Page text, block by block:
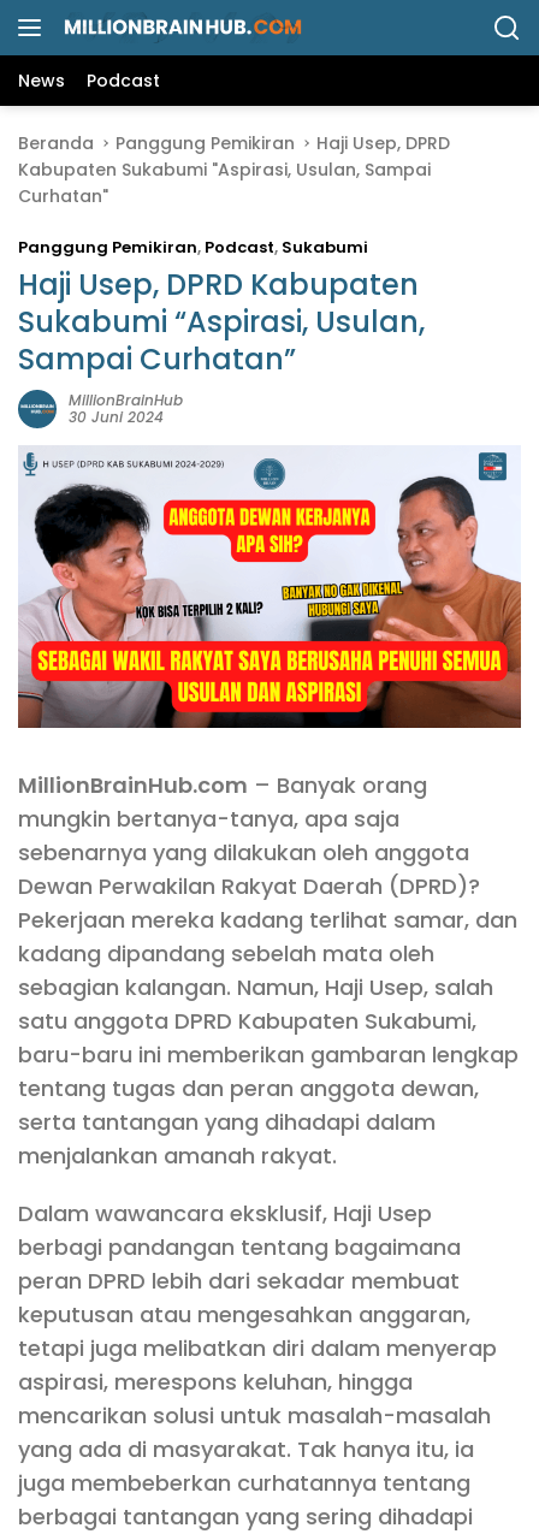
News Podcast
Beranda Panggung Pemikiran
Haji Usep, DPRD
Kabupaten Sukabumi "Aspirasi, Usulan, Sampai
Curhatan"
Panggung Pemikiran, Podcast, Sukabumi
Haji Usep, DPRD Kabupaten
Sukabumi “Aspirasi, Usulan,
Sampai Curhatan”
MillionBrainHub
30 Juni 2024
MillionBrainHub.com – Banyak orang
mungkin bertanya-tanya, apa saja
sebenarnya yang dilakukan oleh anggota
Dewan Perwakilan Rakyat Daerah (DPRD)?
Pekerjaan mereka kadang terlihat samar, dan
kadang dipandang sebelah mata oleh
sebagian kalangan. Namun, Haji Usep, salah
satu anggota DPRD Kabupaten Sukabumi,
baru-baru ini memberikan gambaran lengkap
tentang tugas dan peran anggota dewan,
serta tantangan yang dihadapi dalam
menjalankan amanah rakyat.
Dalam wawancara eksklusif, Haji Usep
berbagi pandangan tentang bagaimana
peran DPRD lebih dari sekadar membuat
keputusan atau mengesahkan anggaran,
tetapi juga melibatkan diri dalam menyerap
aspirasi, merespons keluhan, hingga
mencarikan solusi untuk masalah-masalah
yang ada di masyarakat. Tak hanya itu, ia
juga membeberkan curhatannya tentang
berbagai tantangan yang sering dihadapi